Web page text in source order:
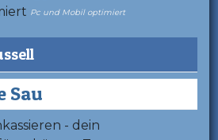
Pc und Mobil optimiert
Sau
- dein